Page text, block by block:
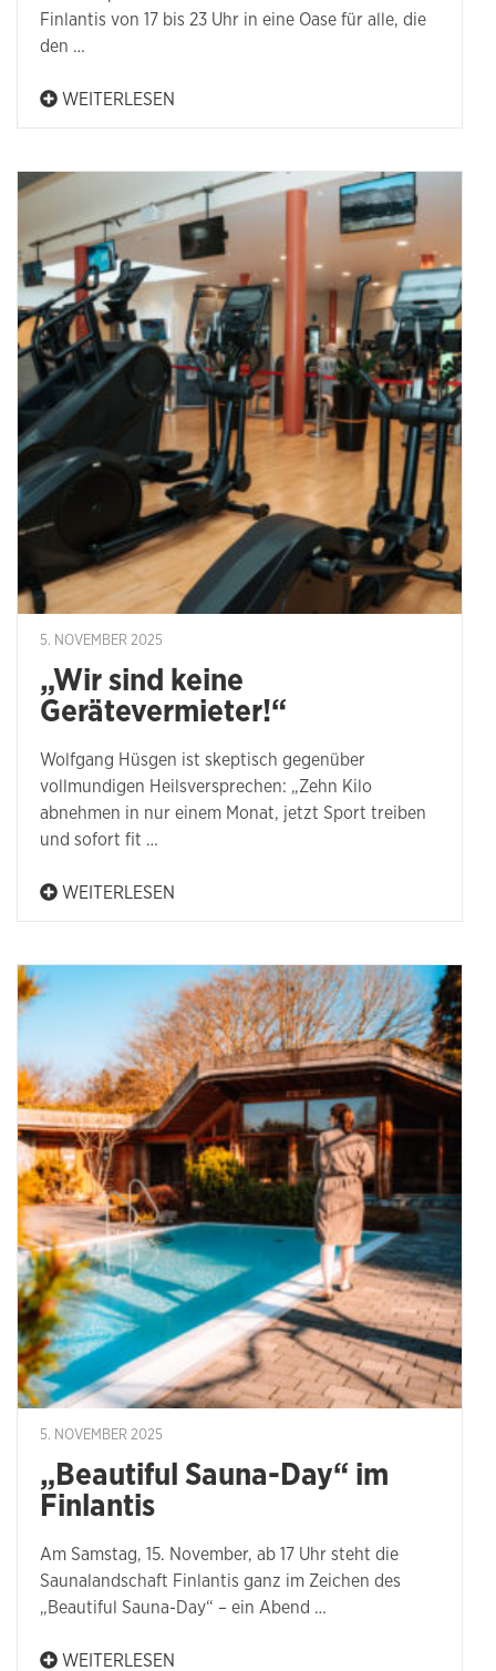
Finlantis von 17 bis 23 Uhr in eine Oase für alle, die
den …
WEITERLESEN
5. NOVEMBER 2025
„Wir sind keine
Gerätevermieter!“
Wolfgang Hüsgen ist skeptisch gegenüber
vollmundigen Heilsversprechen: „Zehn Kilo
abnehmen in nur einem Monat, jetzt Sport treiben
und sofort fit …
WEITERLESEN
5. NOVEMBER 2025
„Beautiful Sauna-Day“ im
Finlantis
Am Samstag, 15. November, ab 17 Uhr steht die
Saunalandschaft Finlantis ganz im Zeichen des
„Beautiful Sauna-Day“ – ein Abend …
WEITERLESEN